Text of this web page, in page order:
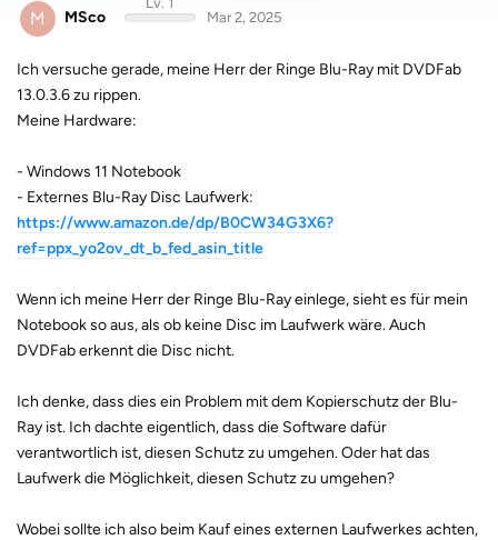
M MSco
Mar 2, 2025
Ich versuche gerade, meine Herr der Ringe Blu-Ray mit DVDFab
13.0.3.6 zu rippen.
Meine Hardware:
- Windows 11 Notebook
- Externes Blu-Ray Disc Laufwerk:
https://www.amazon.de/dp/B0CW34G3X6?
ref=ppx_yo2ov_dt_b_fed_asin_title
Wenn ich meine Herr der Ringe Blu-Ray einlege, sieht es für mein
Notebook so aus, als ob keine Disc im Laufwerk wäre. Auch
DVDFab erkennt die Disc nicht.
Ich denke, dass dies ein Problem mit dem Kopierschutz der Blu-
Ray ist. Ich dachte eigentlich, dass die Software dafür
verantwortlich ist, diesen Schutz zu umgehen. Oder hat das
Laufwerk die Möglichkeit, diesen Schutz zu umgehen?
Wobei sollte ich also beim Kauf eines externen Laufwerkes achten,